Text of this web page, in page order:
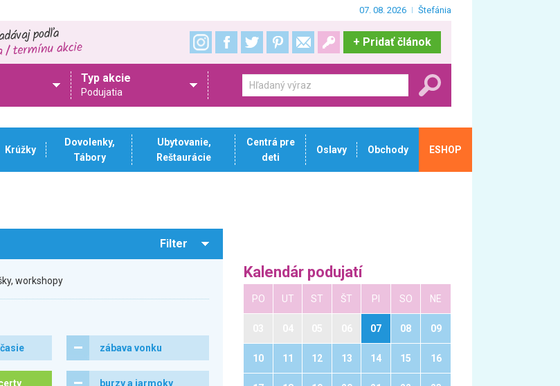
07. 08. 2026 Štefánia
+ Pridať článok
Typ akcie
Podujatia
Krúžky
Dovolenky,
Tábory
Ubytovanie,
Reštaurácie
Centrá pre
deti
Oslavy Obchody ESHOP
Filter
workshopy
zábava vonku
burzy a jarmoky
Kalendár podujatí
PO UT ST ŠT PI SO NE
07 08 09
10 11 12 13 14 15 16